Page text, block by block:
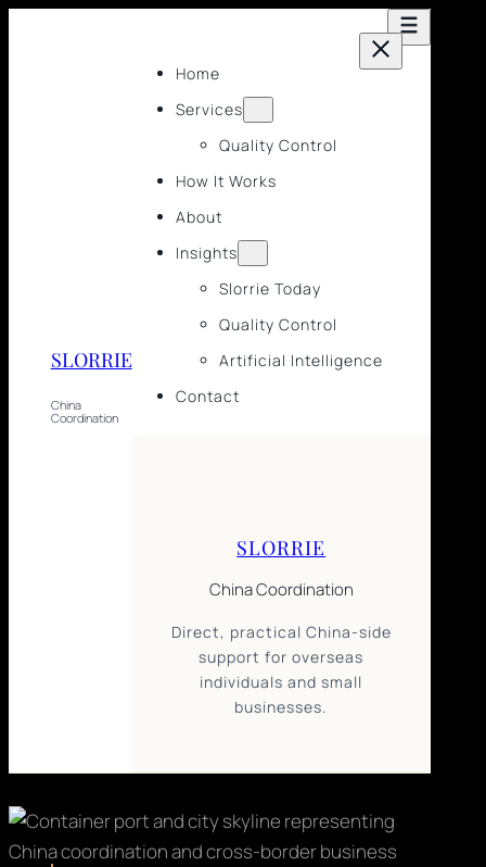
SLORRIE
China
Coordination
Home
Services
Quality Control
How It Works
About
Insights
Slorrie Today
Quality Control
Artificial Intelligence
Contact
SLORRIE
China Coordination
Direct, practical China-side
support for overseas
individuals and small
businesses.